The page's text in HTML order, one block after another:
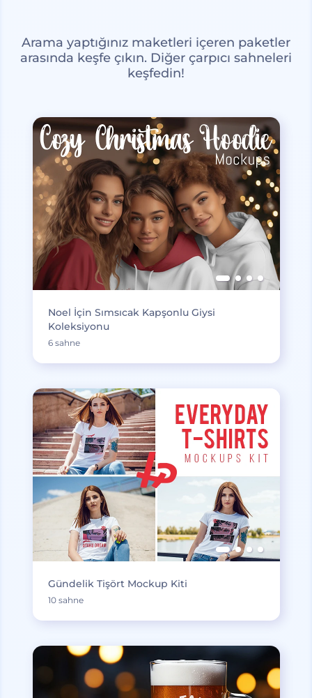
Arama yaptığınız maketleri içeren paketler
arasında keşfe çıkın. Diğer çarpıcı sahneleri
keşfedin!
Noel İçin Sımsıcak Kapşonlu Giysi
Koleksiyonu
6 sahne
Gündelik Tişört Mockup Kiti
10 sahne